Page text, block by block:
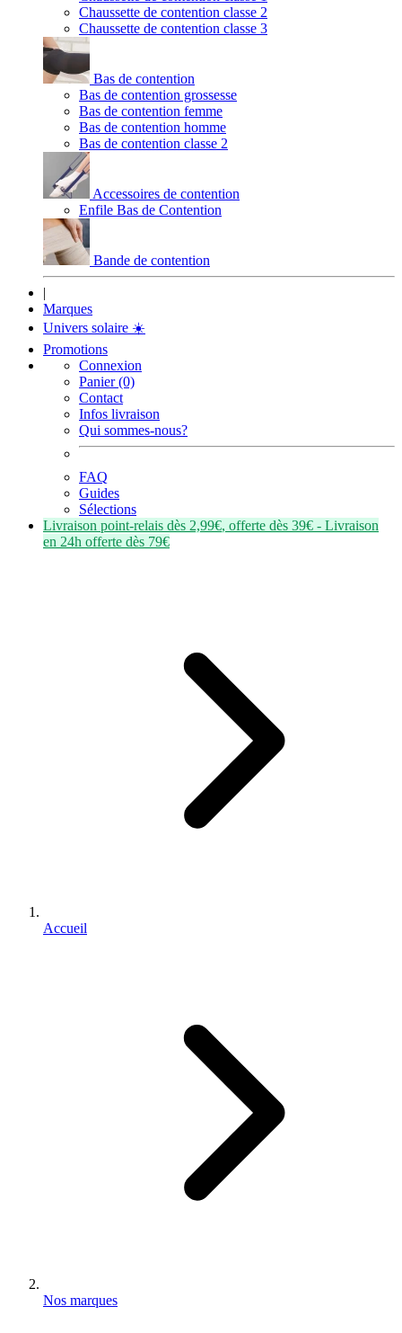
Chaussette de contention classe 2
Chaussette de contention classe 3
Bas de contention
Bas de contention grossesse
Bas de contention femme
Bas de contention homme
Bas de contention classe 2
Accessoires de contention
Enfile Bas de Contention
Bande de contention
|
Marques
Univers solaire ☀️
Promotions
Connexion
Panier (0)
Contact
Infos livraison
Qui sommes-nous?
FAQ
Guides
Sélections
Livraison point-relais dès 2,99€, offerte dès 39€ - Livraison
en 24h offerte dès 79€
Accueil
Nos marques